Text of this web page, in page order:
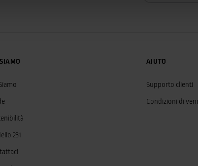
231
AIUTO
Supporto clienti
Condizioni di